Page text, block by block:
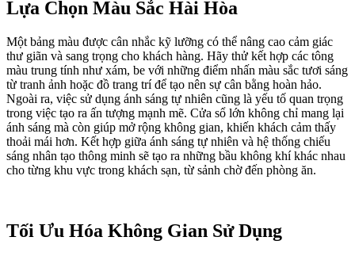
Lựa Chọn Màu Sắc Hài Hòa
Một bảng màu được cân nhắc kỹ lưỡng có thể nâng cao cảm giác
thư giãn và sang trọng cho khách hàng. Hãy thử kết hợp các tông
màu trung tính như xám, be với những điểm nhấn màu sắc tươi sáng
từ tranh ảnh hoặc đồ trang trí để tạo nên sự cân bằng hoàn hảo.
Ngoài ra, việc sử dụng ánh sáng tự nhiên cũng là yếu tố quan trọng
trong việc tạo ra ấn tượng mạnh mẽ. Cửa sổ lớn không chỉ mang lại
ánh sáng mà còn giúp mở rộng không gian, khiến khách cảm thấy
thoải mái hơn. Kết hợp giữa ánh sáng tự nhiên và hệ thống chiếu
sáng nhân tạo thông minh sẽ tạo ra những bầu không khí khác nhau
cho từng khu vực trong khách sạn, từ sảnh chờ đến phòng ăn.
Tối Ưu Hóa Không Gian Sử Dụng